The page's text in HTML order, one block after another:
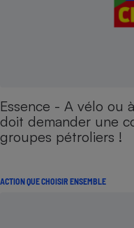
Essence - A vélo ou
doit demander une
groupes pétroliers !
ACTION QUE CHOISIR ENSEMBLE